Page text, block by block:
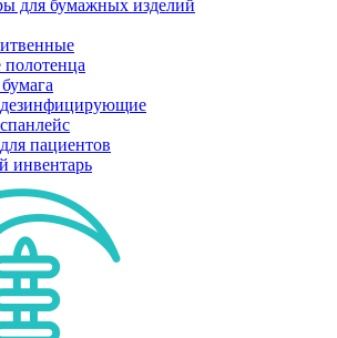
для бумажных изделий
пациентов
инвентарь